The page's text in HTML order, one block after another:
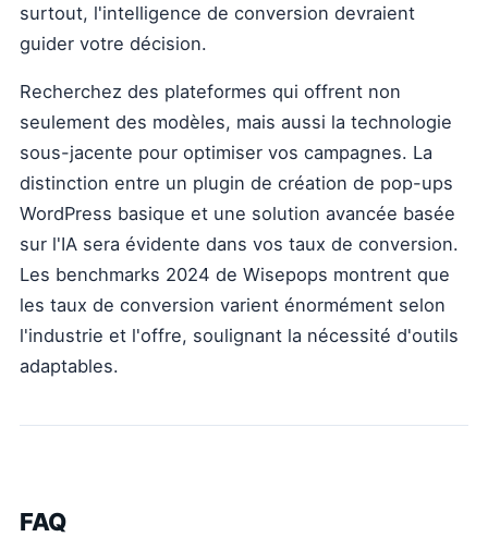
surtout, l'intelligence de conversion devraient
guider votre décision.
Recherchez des plateformes qui offrent non
seulement des modèles, mais aussi la technologie
sous-jacente pour optimiser vos campagnes. La
distinction entre un plugin de création de pop-ups
WordPress basique et une solution avancée basée
sur l'IA sera évidente dans vos taux de conversion.
Les benchmarks 2024 de Wisepops montrent que
les taux de conversion varient énormément selon
l'industrie et l'offre, soulignant la nécessité d'outils
adaptables.
FAQ